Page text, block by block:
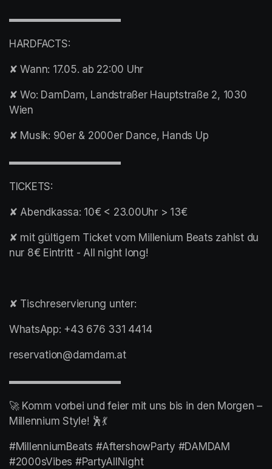
▬▬▬▬▬▬▬▬▬▬▬
HARDFACTS:
✘ Wann: 17.05. ab 22:00 Uhr
✘ Wo: DamDam, Landstraßer Hauptstraße 2, 1030
Wien
✘ Musik: 90er & 2000er Dance, Hands Up
▬▬▬▬▬▬▬▬▬▬▬
TICKETS:
✘ Abendkassa: 10€ < 23.00Uhr > 13€
✘ mit gültigem Ticket vom Millenium Beats zahlst du
nur 8€ Eintritt - All night long!
✘ Tischreservierung unter:
WhatsApp: +43 676 331 4414
reservation@damdam.at
▬▬▬▬▬▬▬▬▬▬▬
🚀 Komm vorbei und feier mit uns bis in den Morgen –
Millennium Style! 🕺💃
#MillenniumBeats #AftershowParty #DAMDAM
#2000sVibes #PartyAllNight